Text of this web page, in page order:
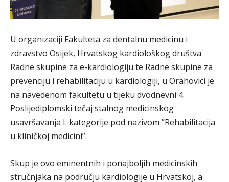
U organizaciji Fakulteta za dentalnu medicinu i
zdravstvo Osijek, Hrvatskog kardiološkog društva
Radne skupine za e-kardiologiju te Radne skupine za
prevenciju i rehabilitaciju u kardiologiji, u Orahovici je
na navedenom fakultetu u tijeku dvodnevni 4.
Poslijediplomski tečaj stalnog medicinskog
usavršavanja I. kategorije pod nazivom ”Rehabilitacija
u kliničkoj medicini”.
Skup je ovo eminentnih i ponajboljih medicinskih
stručnjaka na području kardiologije u Hrvatskoj, a